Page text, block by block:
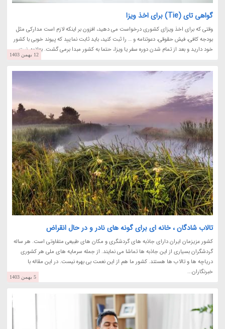
گواهی تای (Tie) برای اخذ ویزا
وقتی که برای اخذ ویزای کشوری درخواست می دهید، افزون بر اینکه لازم است مدارکی مثل
بودجه کافی، فیش حقوقی، دعوتنامه و … را ثبت کنید، باید ثابت نمایید که پیوند خوبی با کشور
خود دارید و بعد از تمام شدن دوره سفر یا ویزا، حتما به کشور مبدا برمی گشت. بعلاوه، نیت...
12 بهمن 1403
تالاب شادگان ، خانه ای برای گونه های نادر و در حال انقراض
کشور عزیزمان ایران دارای جاذبه های گردشگری و مکان های طبیعی متفاوتی است. هر ساله
گردشگران بسیاری از این جاذبه ها تماشا می نمایند. از جمله سرمایه های ملی هر کشوری
دریاچه ها و تالاب ها هستند. کشور ما هم از این نعمت بی بهره نیست. در این مقاله با
خبرنگاران...
5 بهمن 1403